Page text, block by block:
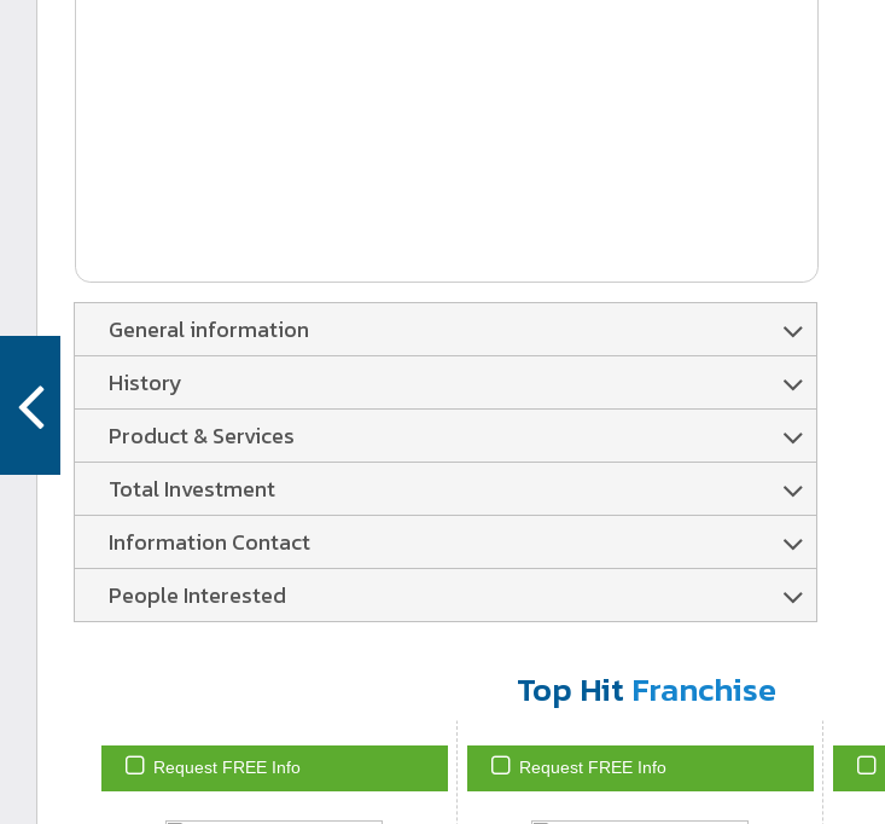
General information
History
Product & Services
Total Investment
Information Contact
People Interested
Top Hit Franchise
Request FREE Info Request FREE Info